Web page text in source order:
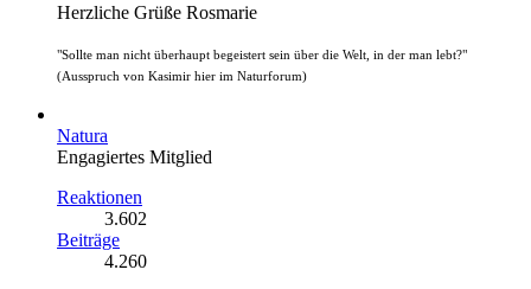
Herzliche Grüße Rosmarie
"Sollte man nicht überhaupt begeistert sein über die Welt, in der man lebt?"
(Ausspruch von Kasimir hier im Naturforum)
Natura
Engagiertes Mitglied
Reaktionen
3.602
Beiträge
4.260